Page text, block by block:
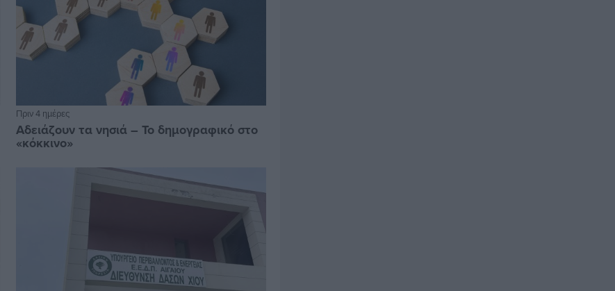
Πριν 4 ημέρες
Αδειάζουν τα νησιά – Το δημογραφικό στο
«κόκκινο»